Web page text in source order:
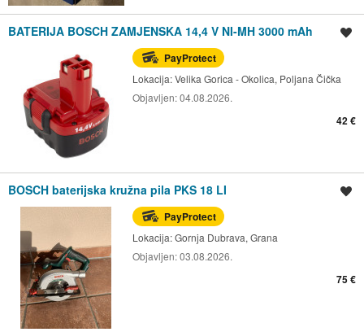
BATERIJA BOSCH ZAMJENSKA 14,4 V NI-MH 3000 mAh
PayProtect
Lokacija:Velika Gorica - Okolica, Poljana Čička
Objavljen:04.08.2026.
42 €
BOSCH baterijska kružna pila PKS 18 LI
PayProtect
Lokacija:Gornja Dubrava, Grana
Objavljen:03.08.2026.
75 €